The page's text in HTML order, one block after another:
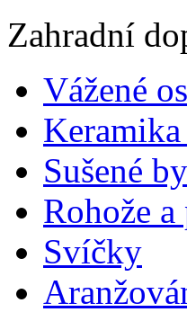
Zahradní
Vážené
Sušené
Rohože
Svíčky